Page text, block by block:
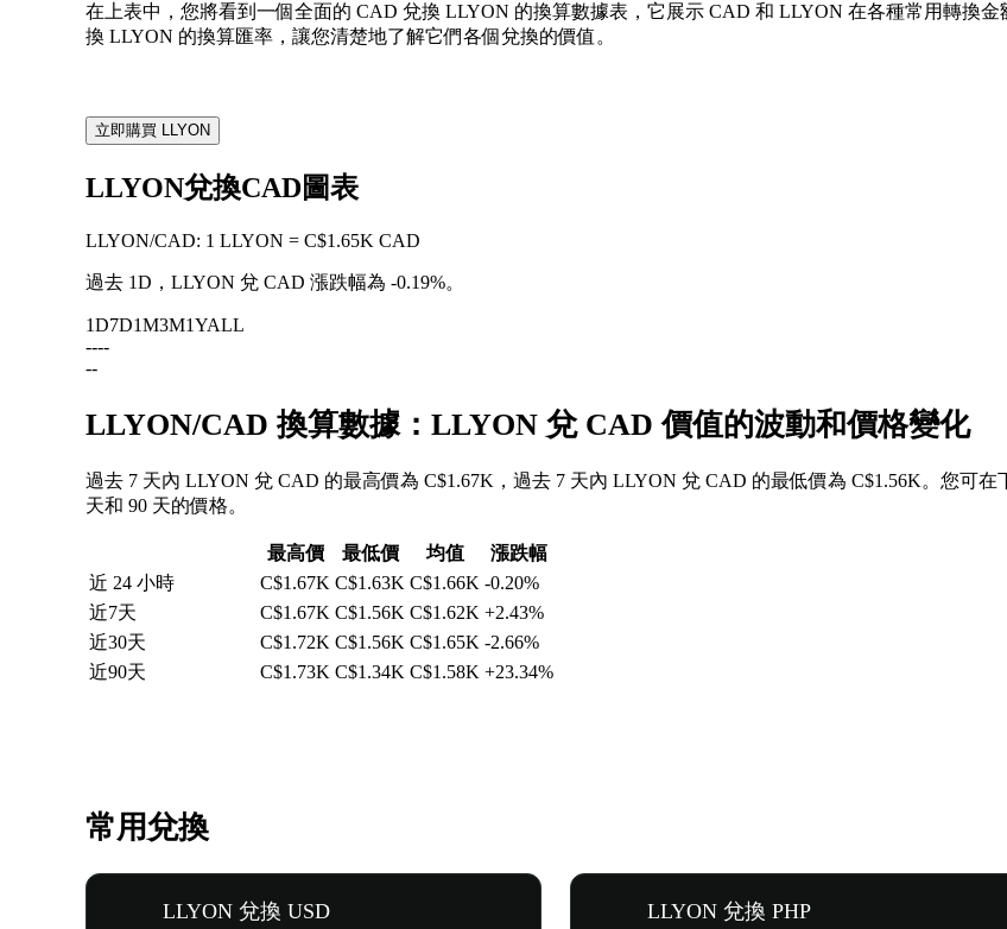
在上表中，您將看到一個全面的 CAD 兌換 LLYON 的換算數據表，它展示 CAD 和 LLYON 在各種常用轉換
換 LLYON 的換算匯率，讓您清楚地了解它們各個兌換的價值。
立即購買 LLYON
LLYON兌換CAD圖表
LLYON/CAD: 1 LLYON = C$1.65K CAD
過去 1D，LLYON 兌 CAD 漲跌幅為 -0.19%。
1D7D1M3M1YALL
----
--
LLYON/CAD 換算數據：LLYON 兌 CAD 價值的波動和價格變化
過去 7 天內 LLYON 兌 CAD 的最高價為 C$1.67K，過去 7 天內 LLYON 兌 CAD 的最低價為 C$1.56K。您可
天和 90 天的價格。
最高價 最低價 均值
漲跌幅
近 24 小時
C$1.67K C$1.63K C$1.66K -0.20%
近7天
C$1.67K C$1.56K C$1.62K +2.43%
近30天
C$1.72K C$1.56K C$1.65K -2.66%
近90天
C$1.73K C$1.34K C$1.58K +23.34%
常用兌換
LLYON 兌換 USD LLYON 兌換 PHP